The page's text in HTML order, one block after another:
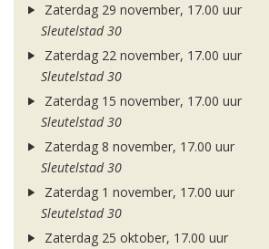
Zaterdag 29 november, 17.00 uur
Sleutelstad 30
Zaterdag 22 november, 17.00 uur
Sleutelstad 30
Zaterdag 15 november, 17.00 uur
Sleutelstad 30
Zaterdag 8 november, 17.00 uur
Sleutelstad 30
Zaterdag 1 november, 17.00 uur
Sleutelstad 30
Zaterdag 25 oktober, 17.00 uur